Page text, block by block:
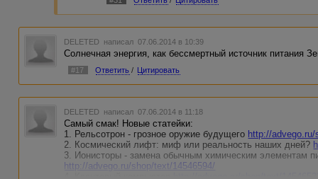
DELETED написал 07.06.2014 в 10:39
Солнечная энергия, как бессмертный источник питания
#17 Ответить / Цитировать
DELETED написал 07.06.2014 в 11:18
Самый смак! Новые статейки:
1. Рельсотрон - грозное оружие будущего http://
2. Космический лифт: миф или реальность наших дней?
3. Ионисторы - замена обычным химическим элементам
http://advego.ru/shop/text/14546594/